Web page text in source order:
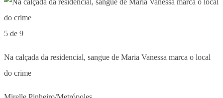
5 de 9
Na calçada da residencial, sangue de Maria Vanessa marca o local
do crime